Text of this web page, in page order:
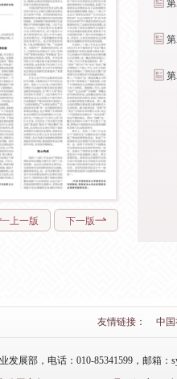
上一版 下一版
友情链接： 中
发展部，电话：010-85341599，邮箱：